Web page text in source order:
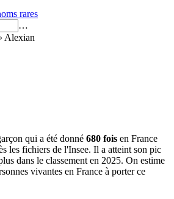
rares
…
› Alexian
qui a été donné 680 fois en France
les fichiers de l'Insee. Il a atteint son pic
dans le classement en 2025. On estime
vivantes en France à porter ce